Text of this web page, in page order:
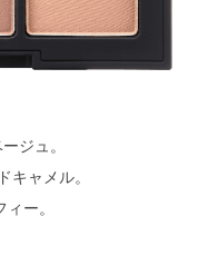
ジュ。
キャメル。
ー。